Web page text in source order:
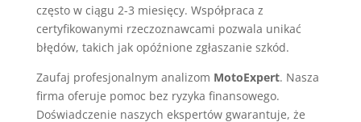
często w ciągu 2-3 miesięcy. Współpraca z
certyfikowanymi rzeczoznawcami pozwala unikać
błędów, takich jak opóźnione zgłaszanie szkód.
Zaufaj profesjonalnym analizom MotoExpert. Nasza
firma oferuje pomoc bez ryzyka finansowego.
Doświadczenie naszych ekspertów gwarantuje, że